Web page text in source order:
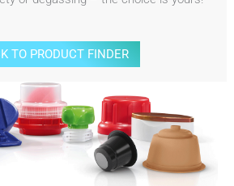
TO PRODUCT FINDER